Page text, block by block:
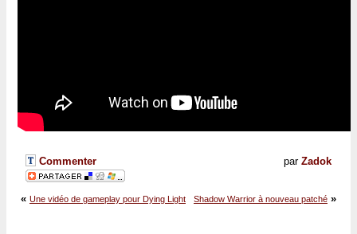
par Zadok
Commenter
Shadow Warrior à nouveau patché »
« Une vidéo de gameplay pour Dying Light